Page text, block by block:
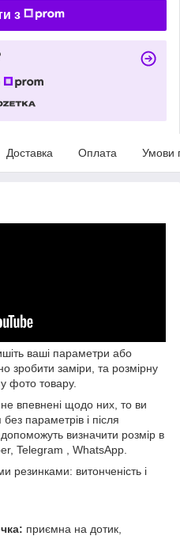
з
Доставка Оплата Умови
ваші параметри або
зробити заміри, та розмірну
фото товару.
впевнені щодо них, то ви
параметрів і після
визначити розмір в
Telegram , WhatsАpp.
резинками: витонченість і
приємна на дотик,